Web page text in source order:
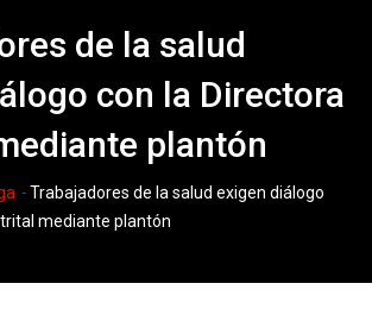
de la salud
con la Directora
plantón
-Trabajadores de la salud exigen diálogo
mediante plantón